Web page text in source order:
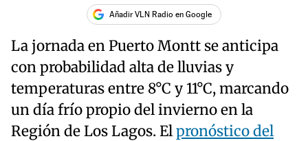
Añadir VLN Radio en Google
La jornada en Puerto Montt se anticipa
con probabilidad alta de lluvias y
temperaturas entre 8°C y 11°C, marcando
un día frío propio del invierno en la
Región de Los Lagos. Elpronóstico del